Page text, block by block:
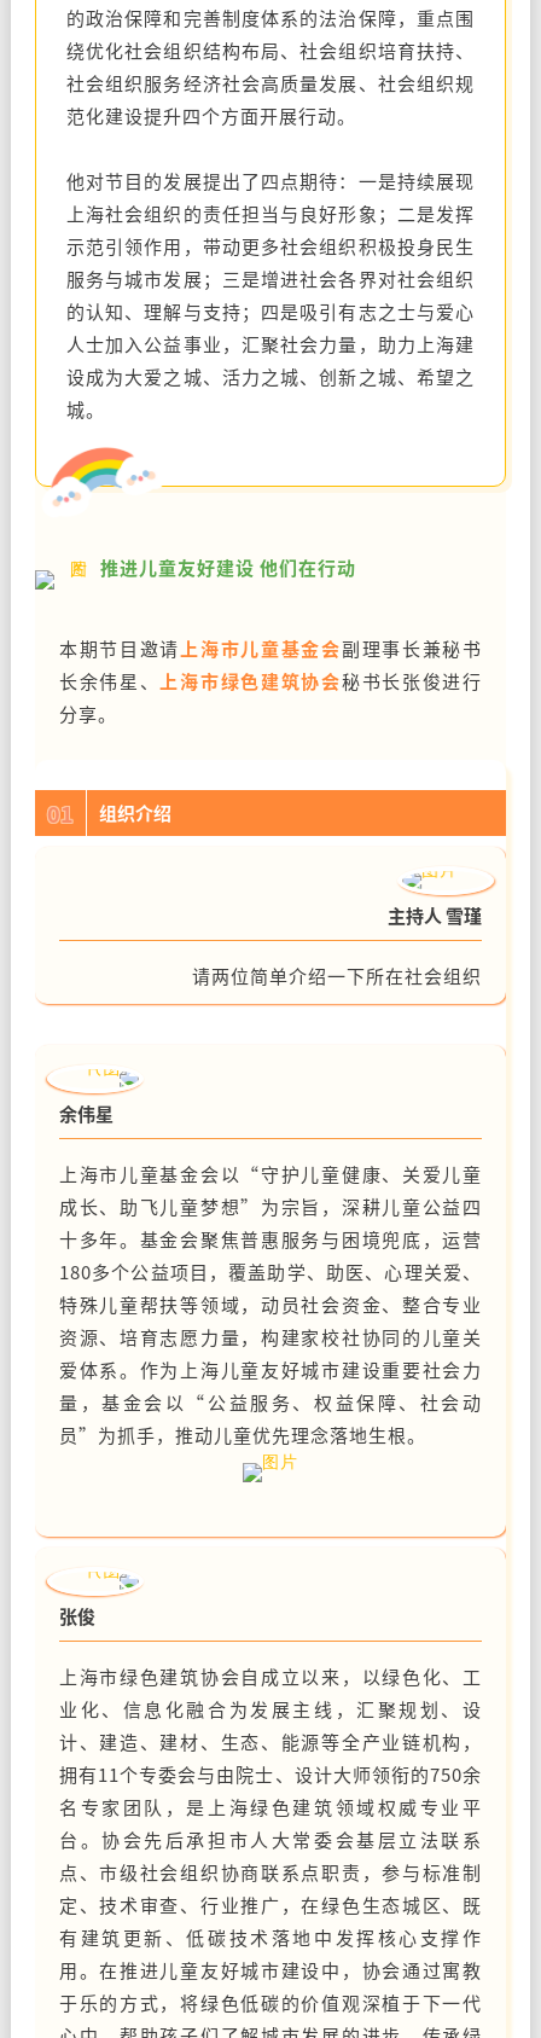
的政治保障和完善制度体系的法治保障，重点围
绕优化社会组织结构布局、社会组织培育扶持、
社会组织服务经济社会高质量发展、社会组织规
范化建设提升四个方面开展行动。
他对节目的发展提出了四点期待：一是持续展现
上海社会组织的责任担当与良好形象；二是发挥
示范引领作用，带动更多社会组织积极投身民生
服务与城市发展；三是增进社会各界对社会组织
的认知、理解与支持；四是吸引有志之士与爱心
人士加入公益事业，汇聚社会力量，助力上海建
设成为大爱之城、活力之城、创新之城、希望之
城。
推进儿童友好建设 他们在行动
本期节目邀请 上海市儿童基金会副理事长兼秘书
长余伟星、
上海市绿色建筑协会秘书长张俊进行
分享。
01 组织介绍
主持人 雪瑾
请两位简单介绍一下所在社会组织
余伟星
上海市儿童基金会以“守护儿童健康、关爱儿童
成长、助飞儿童梦想”为宗旨，深耕儿童公益四
十多年。基金会聚焦普惠服务与困境兜底，运营
180多个公益项目，覆盖助学、助医、心理关爱、
特殊儿童帮扶等领域，动员社会资金、整合专业
资源、培育志愿力量，构建家校社协同的儿童关
爱体系。作为上海儿童友好城市建设重要社会力
量，基金会以“公益服务、权益保障、社会动
员”为抓手，推动儿童优先理念落地生根。
张俊
上海市绿色建筑协会自成立以来，以绿色化、工
业化、信息化融合为发展主线，汇聚规划、设
计、建造、建材、生态、能源等全产业链机构，
拥有11个专委会与由院士、设计大师领衔的750余
名专家团队，是上海绿色建筑领域权威专业平
台。协会先后承担市人大常委会基层立法联系
点、市级社会组织协商联系点职责，参与标准制
定、技术审查、行业推广，在绿色生态城区、既
有建筑更新、低碳技术落地中发挥核心支撑作
用。在推进儿童友好城市建设中，协会通过寓教
于乐的方式，将绿色低碳的价值观深植于下一代